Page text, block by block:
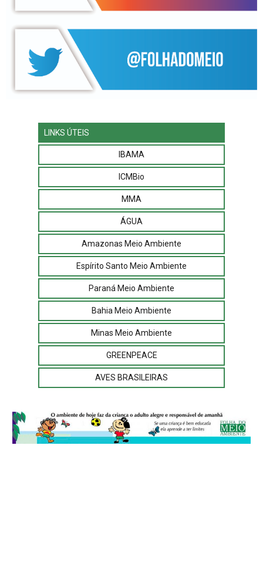
LINKS ÚTEIS
IBAMA
ICMBio
MMA
ÁGUA
Amazonas Meio Ambiente
Espírito Santo Meio Ambiente
Paraná Meio Ambiente
Bahia Meio Ambiente
Minas Meio Ambiente
GREENPEACE
AVES BRASILEIRAS